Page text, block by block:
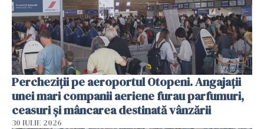
Percheziții pe aeroportul Otopeni. Angajații
unei mari companii aeriene furau parfumuri,
ceasuri și mâncarea destinată vânzării
30 IULIE 2026